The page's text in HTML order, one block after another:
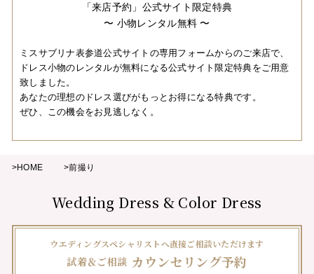
「来店予約」公式サイト限定特典
〜 小物レンタル無料 〜
ミスサブリナ表参道公式サイトの専用フォームからのご来店で、
ドレス小物のレンタルが無料になる公式サイト限定特典をご用意
致しました。
あなたの理想のドレス選びがもっとお得になる特典です。
ぜひ、この機会をお見逃しなく。
>HOME >前撮り
Wedding Dress & Color Dress
ウエディングスペシャリストへ直接ご相談いただけます
試着＆ご相談 カウンセリング予約